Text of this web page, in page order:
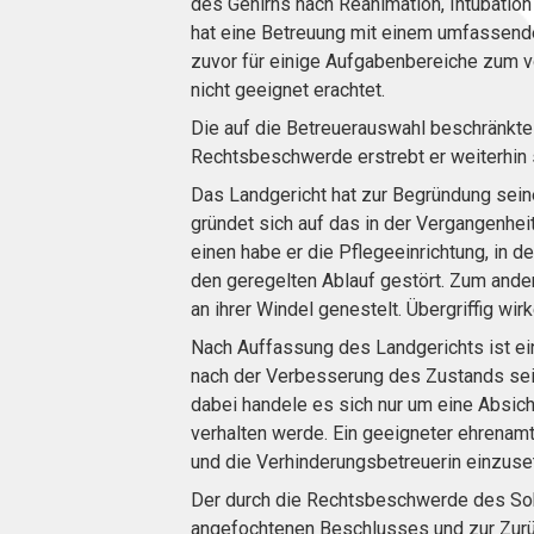
hat eine Betreuung mit einem
zuvor für einige Aufgabenbereiche zum
nicht geeignet erachtet.
Die auf die Betreuerauswahl
Rechtsbeschwerde erstrebt er
Das Landgericht hat zur Begründung
gründet sich auf das in der
einen habe er die Pflegeeinrichtung, in
den geregelten Ablauf gestört. Zum
an ihrer Windel genestelt. Übergriffig
Nach Auffassung des Landgerichts ist
nach der Verbesserung des Zustands
dabei handele es sich nur um eine
verhalten werde. Ein geeigneter
und die Verhinderungsbetreuerin
Der durch die Rechtsbeschwerde des
angefochtenen Beschlusses und zur